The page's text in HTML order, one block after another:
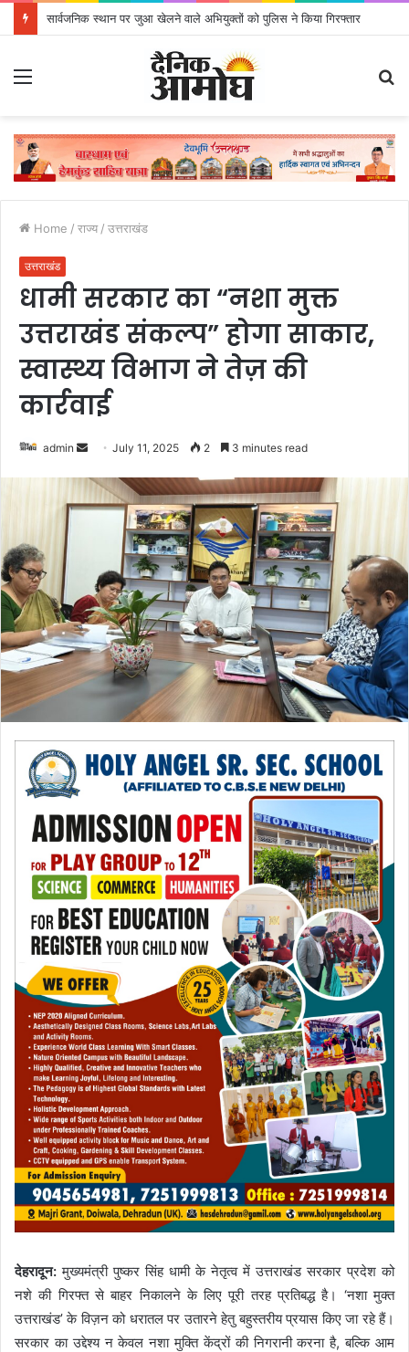
सार्वजनिक स्थान पर जुआ खेलने वाले अभियुक्तों को पुलिस ने किया गिरफ्तार
Home / राज्य / उत्तराखंड
उत्तराखंड
धामी सरकार का “नशा मुक्त
उत्तराखंड संकल्प” होगा साकार,
स्वास्थ्य विभाग ने तेज़ की
कार्रवाई
admin
d
m
a
i
l
July 11, 2025 2 3 minutes read
देहरादून: मुख्यमंत्री पुष्कर सिंह धामी के नेतृत्व में उत्तराखंड सरकार प्रदेश को
नशे की गिरफ्त से बाहर निकालने के लिए पूरी तरह प्रतिबद्ध है। ‘नशा मुक्त
उत्तराखंड’ के विज़न को धरातल पर उतारने हेतु बहुस्तरीय प्रयास किए जा रहे हैं।
सरकार का उद्देश्य न केवल नशा मुक्ति केंद्रों की निगरानी करना है, बल्कि आम